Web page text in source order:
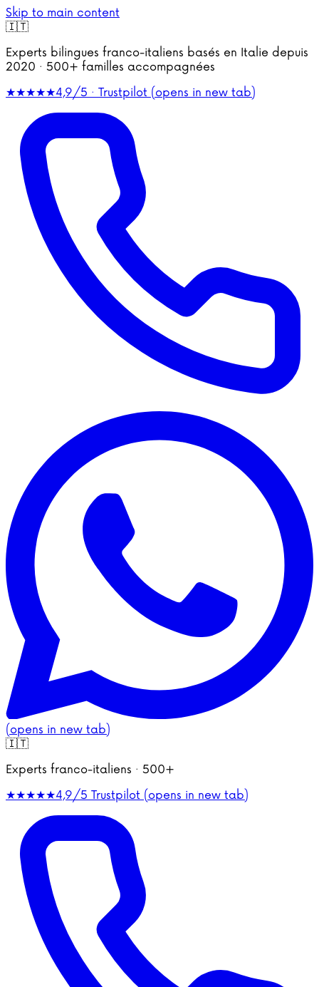
Skip to main content
🇮🇹
Experts bilingues franco-italiens basés en Italie depuis
2020 · 500+ familles accompagnées
★★★★★4,9/5 · Trustpilot (opens in new tab)
(opens in new tab)
🇮🇹
Experts franco-italiens · 500+
★★★★★4,9/5 Trustpilot (opens in new tab)